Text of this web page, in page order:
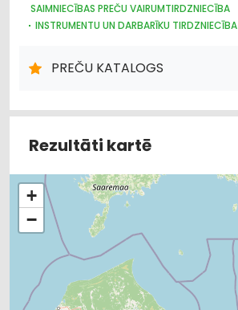
SAIMNIECĪBAS PREČU VAIRUMTIRDZNIECĪBA
INSTRUMENTU UN DARBARĪKU TIRDZNIECĪBA
UN APAVI; TIRDZNIECĪBA
PREČU KATALOGS
Rezultāti kartē
+
−